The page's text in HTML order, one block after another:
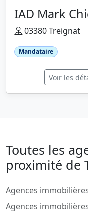
IAD Mark
03380 Treignat
Mandataire
Voir les
Toutes les
proximité de
Agences
Agences